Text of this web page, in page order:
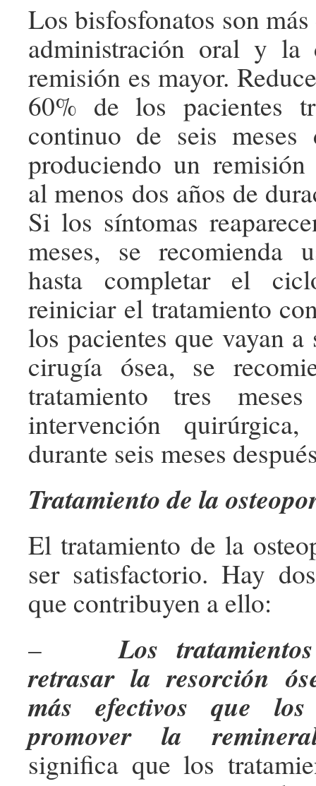
Los bisfosfonatos son
administración oral y la
remisión es mayor.
60% de los pacientes
continuo de seis meses
produciendo un remisión
al menos dos años de
Si los síntomas
meses, se recomienda
hasta completar el
reiniciar el tratamiento
los pacientes que vayan a
cirugía ósea, se
tratamiento tres
intervención quirúrgica,
durante seis meses
Tratamiento de la
El tratamiento de la
ser satisfactorio. Hay
que contribuyen a ello:
–Los
retrasar la resorción
más efectivos que
promover la
significa que los